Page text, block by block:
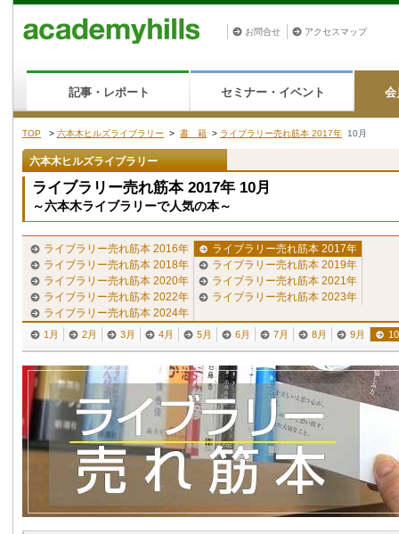
お問合せ アクセスマップ
記事・レポート セミナー・イベント 会
TOP > 六本木ヒルズライブラリー > 書 籍 > ライブラリー売れ筋本 2017年 10月
六本木ヒルズライブラリー
ライブラリー売れ筋本 2017年 10月
～六本木ライブラリーで人気の本～
ライブラリー売れ筋本 2016年
ライブラリー売れ筋本 2017年
ライブラリー売れ筋本 2018年
ライブラリー売れ筋本 2019年
ライブラリー売れ筋本 2020年
ライブラリー売れ筋本 2021年
ライブラリー売れ筋本 2022年
ライブラリー売れ筋本 2023年
ライブラリー売れ筋本 2024年
1月 2月 3月 4月 5月 6月 7月 8月 9月